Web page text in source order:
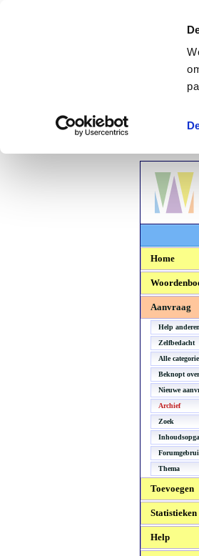
Home
Aanvraag
Help anderen
Zelfbedacht
Alle
Beknopt
Nieuwe
Archief
Zoek
Thema
Toevoegen
Statistieken
Help